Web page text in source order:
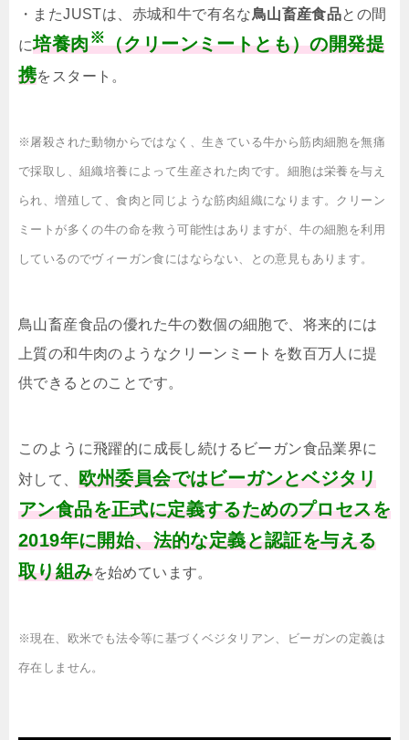
・またJUSTは、赤城和牛で有名な鳥山畜産食品との間
に培養肉※（クリーンミートとも）の開発提
携をスタート。
※屠殺された動物からではなく、生きている牛から筋肉細胞を無痛
で採取し、組織培養によって生産された肉です。細胞は栄養を与え
られ、増殖して、食肉と同じような筋肉組織になります。クリーン
ミートが多くの牛の命を救う可能性はありますが、牛の細胞を利用
しているのでヴィーガン食にはならない、との意見もあります。
鳥山畜産食品の優れた牛の数個の細胞で、将来的には
上質の和牛肉のようなクリーンミートを数百万人に提
供できるとのことです。
このように飛躍的に成長し続けるビーガン食品業界に
対して、 欧州委員会ではビーガンとベジタリ
アン食品を正式に定義するためのプロセスを
2019年に開始、法的な定義と認証を与える
取り組みを始めています。
※現在、欧米でも法令等に基づくベジタリアン、ビーガンの定義は
存在しません。